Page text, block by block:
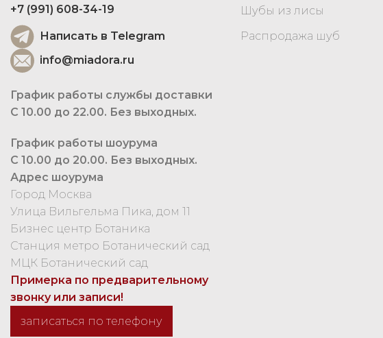
+7 (991) 608-34-19
Написать в Telegram
info@miadora.ru
График работы службы доставки
С 10.00 до 22.00. Без выходных.
График работы шоурума
С 10.00 до 20.00. Без выходных.
Адрес шоурума
Город Москва
Улица Вильгельма Пика, дом 11
Бизнес центр Ботаника
Станция метро Ботанический сад
МЦК Ботанический сад
Примерка по предварительному
звонку или записи!
записаться по телефону
Шубы из лисы
Распродажа шуб